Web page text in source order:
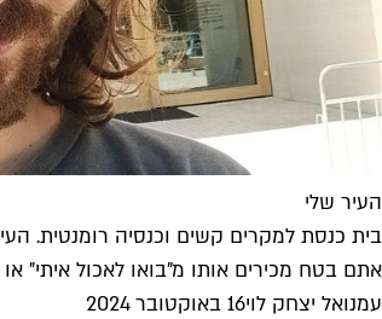
העיר שלי
בית כנסת למקרים קשים וכנסיה רומנטית.
אתם בטח מכירים אותו מ"בואו לאכול איתי"
עמנואל יצחק לוי16 באוקטובר 2024